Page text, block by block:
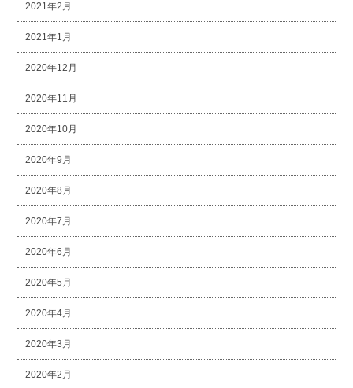
2021年2月
2021年1月
2020年12月
2020年11月
2020年10月
2020年9月
2020年8月
2020年7月
2020年6月
2020年5月
2020年4月
2020年3月
2020年2月